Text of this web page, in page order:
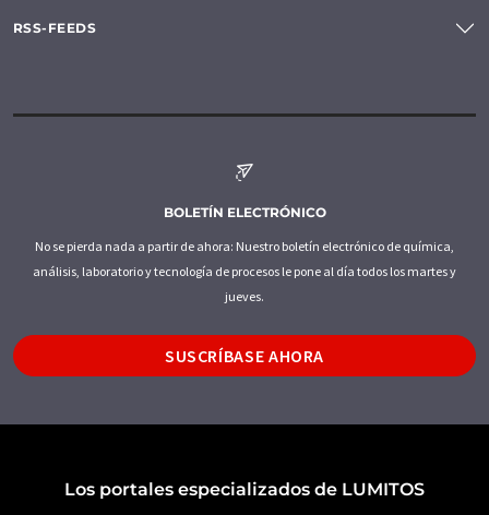
RSS-FEEDS
BOLETÍN ELECTRÓNICO
No se pierda nada a partir de ahora: Nuestro boletín electrónico de química,
análisis, laboratorio y tecnología de procesos le pone al día todos los martes y
jueves.
SUSCRÍBASE AHORA
Los portales especializados de LUMITOS